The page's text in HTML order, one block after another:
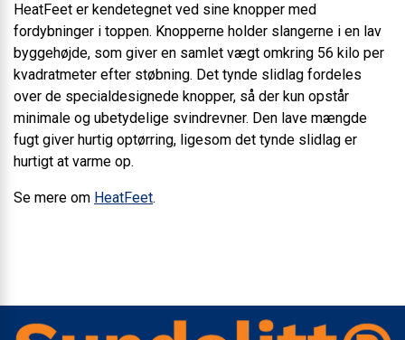
HeatFeet er kendetegnet ved sine knopper med
fordybninger i toppen. Knopperne holder slangerne i en lav
byggehøjde, som giver en samlet vægt omkring 56 kilo per
kvadratmeter efter støbning. Det tynde slidlag fordeles
over de specialdesignede knopper, så der kun opstår
minimale og ubetydelige svindrevner. Den lave mængde
fugt giver hurtig optørring, ligesom det tynde slidlag er
hurtigt at varme op.
Se mere om HeatFeet.